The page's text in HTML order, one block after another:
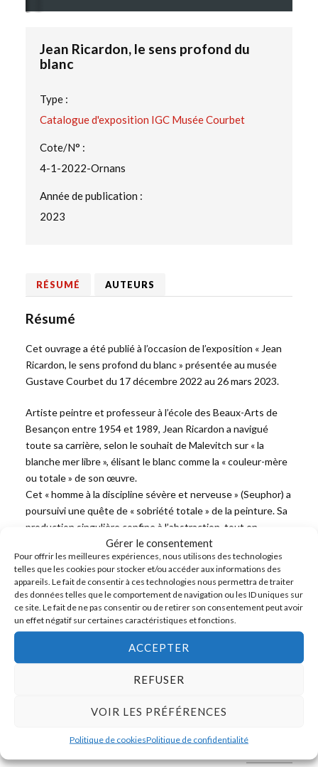
Gérer le consentement
Pour offrir les meilleures expériences, nous utilisons des technologies
telles que les cookies pour stocker et/ou accéder aux informations des
appareils. Le fait de consentir à ces technologies nous permettra de traiter
des données telles que le comportement de navigation ou les ID uniques sur
ce site. Le fait de ne pas consentir ou de retirer son consentement peut avoir
un effet négatif sur certaines caractéristiques et fonctions.
ACCEPTER
REFUSER
VOIR LES PRÉFÉRENCES
Politique de cookiesPolitique de confidentialité
Jean Ricardon, le sens profond du
blanc
Type :
Catalogue d'exposition IGC Musée Courbet
Cote/N° :
4-1-2022-Ornans
Année de publication :
2023
RÉSUMÉ AUTEURS
Résumé
Cet ouvrage a été publié à l’occasion de l’exposition « Jean
Ricardon, le sens profond du blanc » présentée au musée
Gustave Courbet du 17 décembre 2022 au 26 mars 2023.
Artiste peintre et professeur à l’école des Beaux-Arts de
Besançon entre 1954 et 1989, Jean Ricardon a navigué
toute sa carrière, selon le souhait de Malevitch sur « la
blanche mer libre », élisant le blanc comme la « couleur-mère
ou totale » de son œuvre.
Cet « homme à la discipline sévère et nerveuse » (Seuphor) a
poursuivi une quête de « sobriété totale » de la peinture. Sa
production singulière confine à l’abstraction, tout en
restant liée au domaine de l’art figuratif.
Ayant mené une carrière silencieuse et prolifique, Ricardon a
tracé sa propre voie dans le paysage artistique français
bouillonnant du XXe siècle.
Gustave Courbet, Chronique d’une réhabilitation,